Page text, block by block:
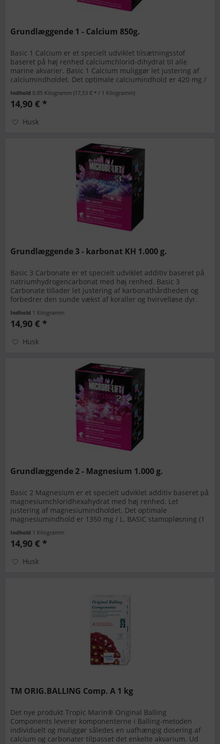
Grundlæggende 1 - Calcium 850g.
Basic 1 Calcium er et specielt udviklet tilsætningsstof
baseret på høj renhed calciumchlorid-dihydrat til alle
marine akvarier. Basic 1 Calcium muliggør let justering af
calciumindholdet. Det optimale calciumindhold er 420 mg /
Indhold 0.85 Kilogramm(17,53 € * / 1 Kilogramm)
14,90 € *
Husk
Grundlæggende 3 - karbonat KH 1.000 g.
Basic 3 Carbonate er et specielt udviklet additiv baseret på
natriumhydrogencarbonat med høj renhed. Basic 3
Carbonate tillader let justering af karbonathårdheden og
forbedrer den sunde vækst af koraller og hvirvelløse dyr.
Indhold 1 Kilogramm
14,90 € *
Husk
Grundlæggende 2 - Magnesium 1.000 g.
Basic 2 Magnesium er et specielt udviklet additiv baseret på
magnesiumchloridhexahydrat med høj renhed. Let
justering af magnesiumindholdet. Det optimale
magnesiumindhold er 1350 mg / L. BASIC stamopløsning (1
Indhold 1 Kilogramm
14,90 € *
Husk
TM ORIG.BALLING Comp. A 1 kg
Det nye produkt Tropic Marin® Original Balling
Components leverer komponenterne i Balling-metoden
individuelt og muliggør således en uafhængig dosering af
calcium og carbonater tilpasset det enkelte akvarium. Ud